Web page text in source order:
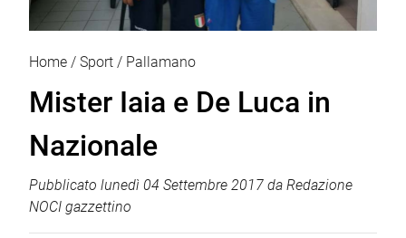
Home Sport Pallamano
Mister Iaia e De Luca in
Nazionale
Pubblicato lunedì 04 Settembre 2017 da Redazione
NOCI gazzettino